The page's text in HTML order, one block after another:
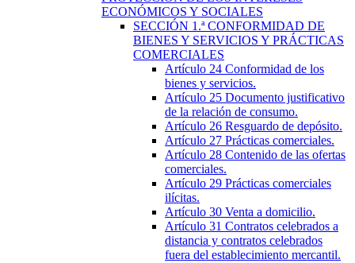
ECONÓMICOS Y SOCIALES
SECCIÓN 1.ªCONFORMIDAD DE
BIENES Y SERVICIOS Y PRÁCTICAS
COMERCIALES
Artículo 24 Conformidad de los
bienes y servicios.
Artículo 25 Documento justificativo
de la relación de consumo.
Artículo 26 Resguardo de depósito.
Artículo 27 Prácticas comerciales.
Artículo 28 Contenido de las ofertas
comerciales.
Artículo 29 Prácticas comerciales
ilícitas.
Artículo 30 Venta a domicilio.
Artículo 31 Contratos celebrados a
distancia y contratos celebrados
fuera del establecimiento mercantil.